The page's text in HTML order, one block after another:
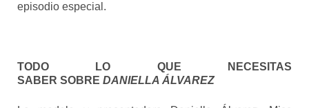
episodio especial.
TODO LO QUE NECESITAS
SABER SOBRE DANIELLA ÁLVAREZ